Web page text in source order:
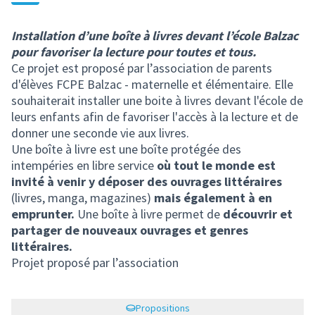
Installation d’une boîte à livres devant l’école Balzac
pour favoriser la lecture pour toutes et tous.
Ce projet est proposé par l’association de parents
d'élèves FCPE Balzac - maternelle et élémentaire. Elle
souhaiterait installer une boite à livres devant l'école de
leurs enfants afin de favoriser l'accès à la lecture et de
donner une seconde vie aux livres.
Une boîte à livre est une boîte protégée des
intempéries en libre service où tout le monde est
invité à venir y déposer des ouvrages littéraires
(livres, manga, magazines) mais également à en
emprunter. Une boîte à livre permet de découvrir et
partager de nouveaux ouvrages et genres
littéraires.
Projet proposé par l’association
Propositions